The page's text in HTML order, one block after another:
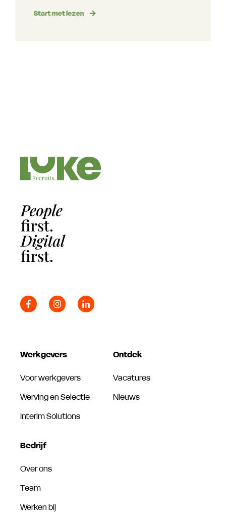
Start met lezen
Werkgevers
Voor werkgevers
Werving en Selectie
Interim Solutions
Ontdek
Vacatures
Nieuws
Bedrijf
Over ons
Team
Werken bij